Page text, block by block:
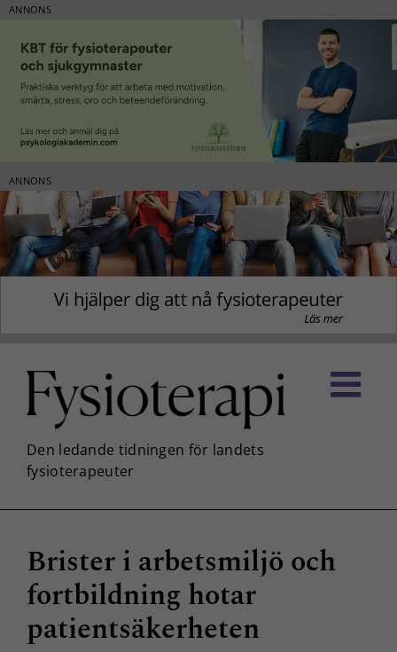
ANNONS
ANNONS
innehållet
Brister i arbetsmiljö och
fortbildning hotar
patientsäkerheten